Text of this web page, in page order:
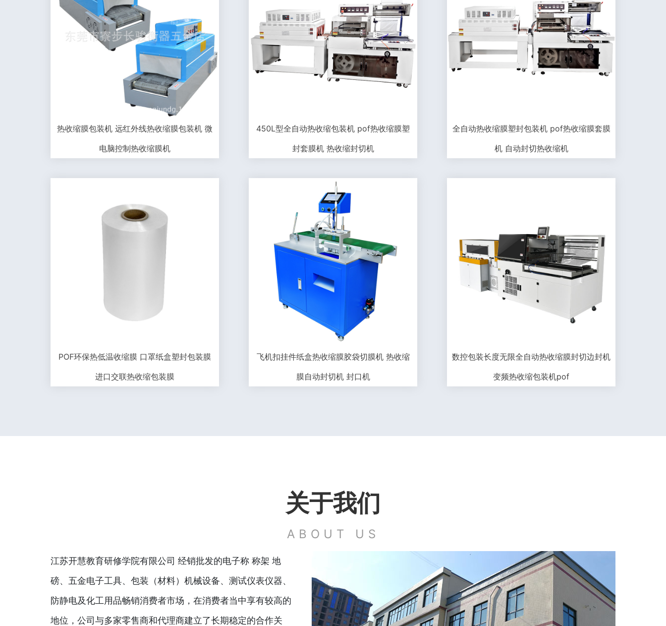
热收缩膜包装机 远红外线热收缩膜包装机 微
电脑控制热收缩膜机
450L型全自动热收缩包装机 pof热收缩膜塑
封套膜机 热收缩封切机
全自动热收缩膜塑封包装机 pof热收缩膜套膜
机 自动封切热收缩机
POF环保热低温收缩膜 口罩纸盒塑封包装膜
进口交联热收缩包装膜
飞机扣挂件纸盒热收缩膜胶袋切膜机 热收缩
膜自动封切机 封口机
数控包装长度无限全自动热收缩膜封切边封机
变频热收缩包装机pof
关于我们
ABOUT US
江苏开慧教育研修学院有限公司 经销批发的电子称 称架 地
磅、五金电子工具、包装（材料）机械设备、测试仪表仪器、
防静电及化工用品畅销消费者市场，在消费者当中享有较高的
地位，公司与多家零售商和代理商建立了长期稳定的合作关